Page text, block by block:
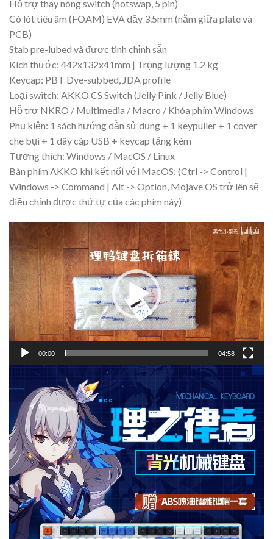
Hỗ trợ thay nóng switch (hotswap, 5 pin)
Có lót tiêu âm (FOAM) EVA dầy 3.5mm (nằm giữa plate và
PCB)
Stab pre-lubed và được tinh chỉnh sẵn
Kích thước: 442x132x41mm | Trọng lượng 1.2 kg
Keycap: PBT Dye-subbed, JDA profile
Loại switch: AKKO CS Switch (Jelly Pink / Jelly Blue)
Hỗ trợ NKRO / Multimedia / Macro / Khóa phím Windows
Phụ kiện: 1 sách hướng dẫn sử dụng + 1 keypuller + 1 cover
che bụi + 1 dây cáp USB + keycap tặng kèm
Tương thích: Windows / MacOS / Linux
Bàn phím AKKO khi kết nối với MacOS: (Ctrl -> Control |
Windows -> Command | Alt -> Option, Mojave OS trở lên sẽ
điều chỉnh được thứ tự của các phím này)
Trình
chơi
Video
00:00 04:58